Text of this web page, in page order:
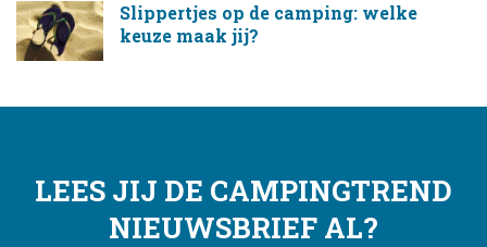
Slippertjes op de camping: welke
keuze maak jij?
LEES JIJ DE CAMPINGTREND
NIEUWSBRIEF AL?